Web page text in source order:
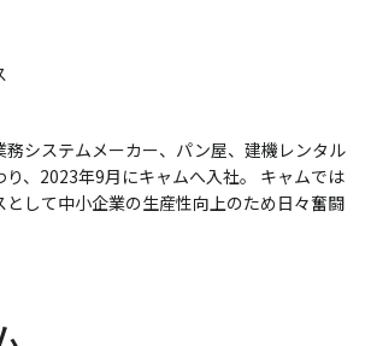
務システムメーカー、パン屋、建機レンタル
り、2023年9月にキャムへ入社。 キャムでは
として中小企業の生産性向上のため日々奮闘